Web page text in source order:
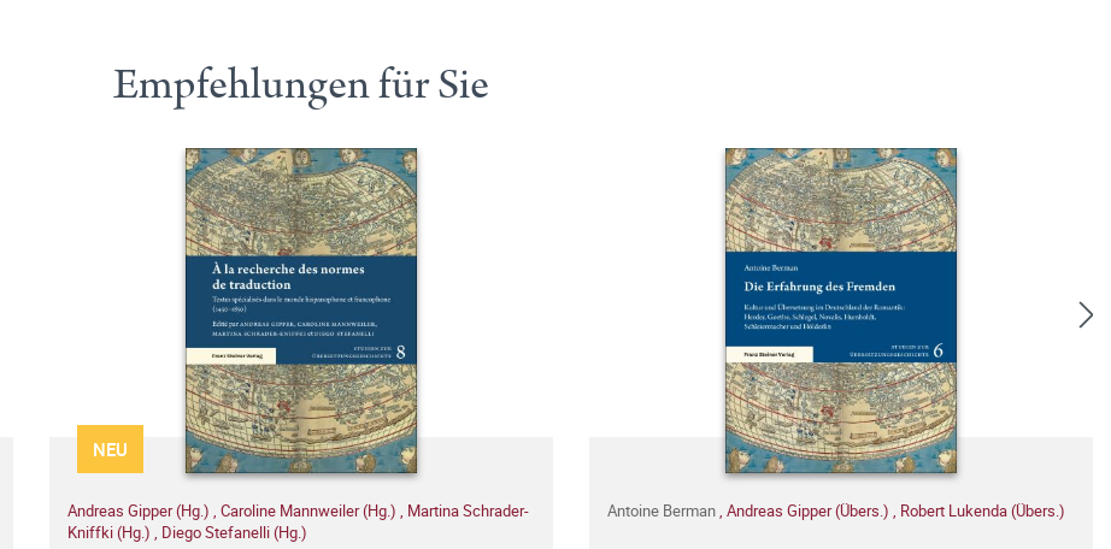
Empfehlungen für Sie
NEU
Andreas Gipper (Hg.) , Caroline Mannweiler (Hg.) , Martina Schrader-
Kniffki (Hg.) , Diego Stefanelli (Hg.)
Antoine Berman, Andreas Gipper (Übers.) , Robert Lukenda (Übers.)